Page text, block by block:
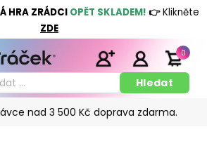
HRA ZRÁDCI OPĚT SKLADEM! 👉Klikněte
ZDE
nad 3 500 Kč doprava zdarma.
0